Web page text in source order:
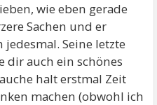
wie eben gerade
Sachen und er
Seine letzte
dir auch ein schönes
halt erstmal Zeit
machen (obwohl ich